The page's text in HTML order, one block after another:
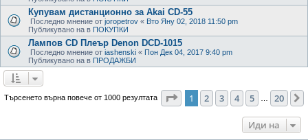
Купувам дистанционно за Akai CD-55
Последно мнение от joropetrov « Вто Яну 02, 2018 11:50 pm
Публикувано на в ПОКУПКИ
Лампов CD Плеър Denon DCD-1015
Последно мнение от iashenski « Пон Дек 04, 2017 9:40 pm
Публикувано на в ПРОДАЖБИ
Търсенето върна повече от 1000 резултата Страница от 20
1 2 3 4 5 20
Иди на